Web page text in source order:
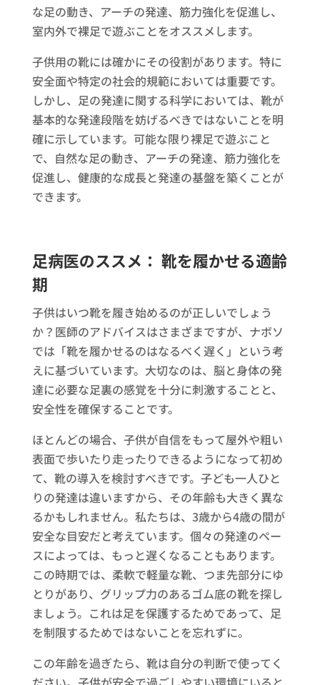
な足の動き、アーチの発達、筋力強化を促進し、
室内外で裸足で遊ぶことをオススメします。
子供用の靴には確かにその役割があります。特に
安全面や特定の社会的規範においては重要です。
しかし、足の発達に関する科学においては、靴が
基本的な発達段階を妨げるべきではないことを明
確に示しています。可能な限り裸足で遊ぶこと
で、自然な足の動き、アーチの発達、筋力強化を
促進し、健康的な成長と発達の基盤を築くことが
できます。
足病医のススメ： 靴を履かせる適齢
期
子供はいつ靴を履き始めるのが正しいでしょう
か？医師のアドバイスはさまざまですが、ナボソ
では「靴を履かせるのはなるべく遅く」という考
えに基づいています。大切なのは、脳と身体の発
達に必要な足裏の感覚を十分に刺激することと、
安全性を確保することです。
ほとんどの場合、子供が自信をもって屋外や粗い
表面で歩いたり走ったりできるようになって初め
て、靴の導入を検討すべきです。子ども一人ひと
りの発達は違いますから、その年齢も大きく異な
るかもしれません。私たちは、3歳から4歳の間が
安全な目安だと考えています。個々の発達のペー
スによっては、もっと遅くなることもあります。
この時期では、柔軟で軽量な靴、つま先部分にゆ
とりがあり、グリップ力のあるゴム底の靴を探し
ましょう。これは足を保護するためであって、足
を制限するためではないことを忘れずに。
この年齢を過ぎたら、靴は自分の判断で使ってく